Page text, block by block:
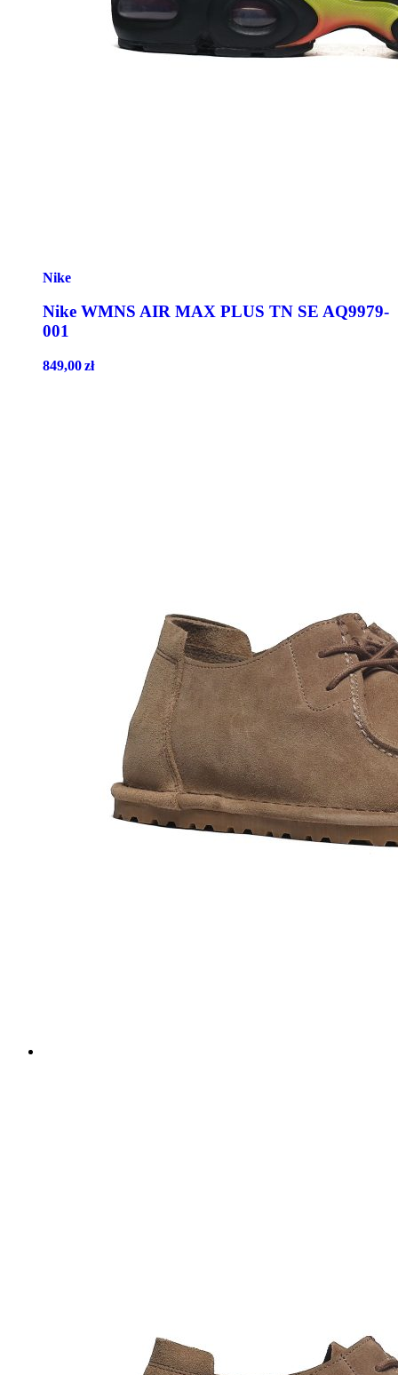
Nike
Nike WMNS AIR MAX PLUS TN SE AQ9979-
001
849,00zł